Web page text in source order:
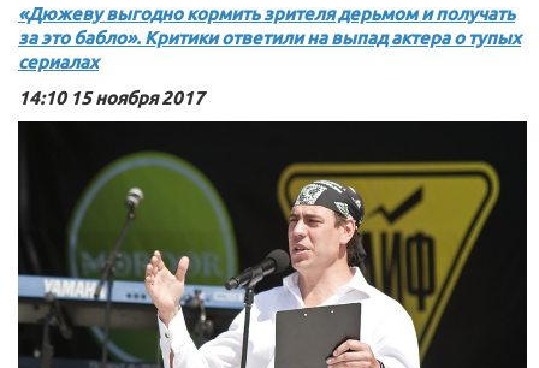
«Дюжеву выгодно кормить зрителя дерьмом и получать
за это бабло». Критики ответили на выпад актера о тупых
сериалах
14:10 15 ноября 2017